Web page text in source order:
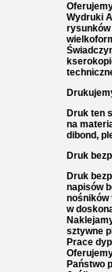
Wydruki
rysunków
Druk ten
na
dibond,
Druk
Druk
napisów
nośników
w
sztywne
Prace
Państwo